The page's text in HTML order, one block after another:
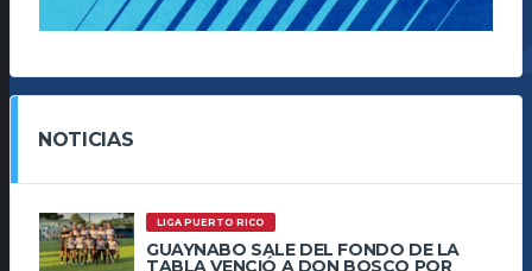
NOTICIAS
LIGA PUERTO RICO
GUAYNABO SALE DEL FONDO DE LA
TABLA VENCIÓ A DON BOSCO POR